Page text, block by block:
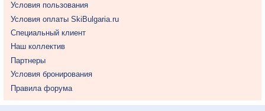
Условия пользования
Условия оплаты SkiBulgaria.ru
Специальный клиент
Наш коллектив
Партнеры
Условия бронирования
Правила форума